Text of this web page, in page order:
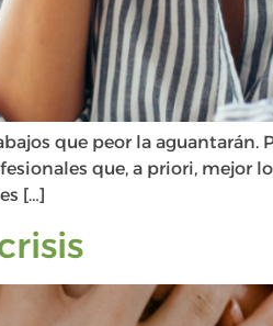
que peor la
que, a priori, mejor
[…]